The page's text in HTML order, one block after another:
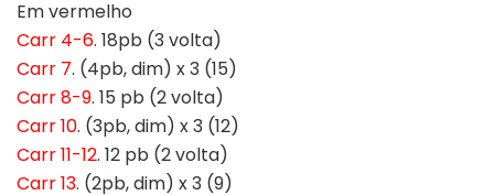
Em vermelho
Carr 4-6. 18pb (3 volta)
Carr 7. (4pb, dim) x 3 (15)
Carr 8-9. 15 pb (2 volta)
Carr 10. (3pb, dim) x 3 (12)
Carr 11-12. 12 pb (2 volta)
Carr 13. (2pb, dim) x 3 (9)